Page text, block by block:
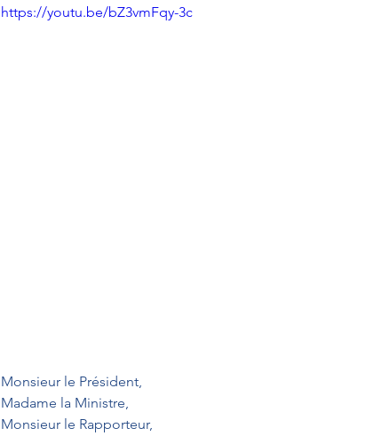
https://youtu.be/bZ3vmFqy-3c
Monsieur le Président,
Madame la Ministre,
Monsieur le Rapporteur,